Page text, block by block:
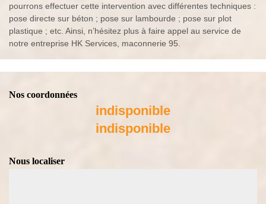
pourrons effectuer cette intervention avec différentes techniques :
pose directe sur béton ; pose sur lambourde ; pose sur plot
plastique ; etc. Ainsi, n’hésitez plus à faire appel au service de
notre entreprise HK Services, maconnerie 95.
Nos coordonnées
indisponible
indisponible
Nous localiser